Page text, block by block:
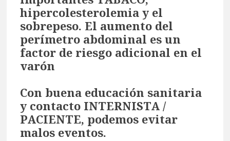
hipercolesterolemia y el
sobrepeso. El aumento del
perímetro abdominal es un
factor de riesgo adicional en el
varón
Con buena educación sanitaria
y contacto INTERNISTA /
PACIENTE, podemos evitar
malos eventos.